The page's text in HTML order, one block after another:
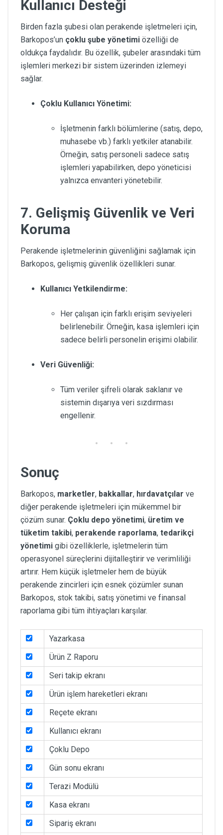
Kullanıcı Desteği
Birden fazla şubesi olan perakende işletmeleri için,
Barkopos’un çoklu şube yönetimi özelliği de
oldukça faydalıdır. Bu özellik, şubeler arasındaki tüm
işlemleri merkezi bir sistem üzerinden izlemeyi
sağlar.
Çoklu Kullanıcı Yönetimi:
İşletmenin farklı bölümlerine (satış, depo,
muhasebe vb.) farklı yetkiler atanabilir.
Örneğin, satış personeli sadece satış
işlemleri yapabilirken, depo yöneticisi
yalnızca envanteri yönetebilir.
7. Gelişmiş Güvenlik ve Veri
Koruma
Perakende işletmelerinin güvenliğini sağlamak için
Barkopos, gelişmiş güvenlik özellikleri sunar.
Kullanıcı Yetkilendirme:
Her çalışan için farklı erişim seviyeleri
belirlenebilir. Örneğin, kasa işlemleri için
sadece belirli personelin erişimi olabilir.
Veri Güvenliği:
Tüm veriler şifreli olarak saklanır ve
sistemin dışarıya veri sızdırması
engellenir.
Sonuç
Barkopos, marketler, bakkallar, hırdavatçılar ve
diğer perakende işletmeleri için mükemmel bir
çözüm sunar. Çoklu depo yönetimi, üretim ve
tüketim takibi, perakende raporlama, tedarikçi
yönetimi gibi özelliklerle, işletmelerin tüm
operasyonel süreçlerini dijitalleştirir ve verimliliği
artırır. Hem küçük işletmeler hem de büyük
perakende zincirleri için esnek çözümler sunan
Barkopos, stok takibi, satış yönetimi ve finansal
raporlama gibi tüm ihtiyaçları karşılar.
Yazarkasa
Ürün Z Raporu
Seri takip ekranı
Ürün işlem hareketleri ekranı
Reçete ekranı
Kullanıcı ekranı
Çoklu Depo
Gün sonu ekranı
Terazi Modülü
Kasa ekranı
Sipariş ekranı